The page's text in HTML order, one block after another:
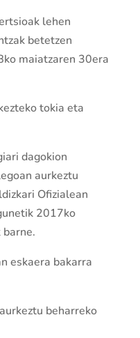
lehen
bete­tzen
maia­tza­ren 30era
tokia eta
dagokion
aurkeztu
Ofizialean
2017ko
eskaera bakarra
beharreko